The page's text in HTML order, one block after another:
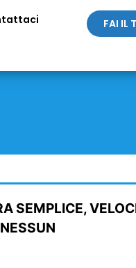
FAI IL
SEMPLICE,